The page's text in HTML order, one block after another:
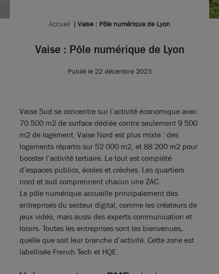
Accueil Vaise : Pôle numérique de Lyon
Vaise : Pôle numérique de Lyon
Publié le 22 décembre 2023
Vaise Sud se concentre sur l’activité économique avec
70 500 m2 de surface dédiée contre seulement 9 500
m2 de logement. Vaise Nord est plus mixte : des
logements répartis sur 52 000 m2, et 88 200 m2 pour
booster l’activité tertiaire. Le tout est complété
d’espaces publics, écoles et crèches. Les quartiers
nord et sud comprennent chacun une ZAC.
Le pôle numérique accueille principalement des
entreprises du secteur digital, comme les créateurs de
jeux vidéo, mais aussi des experts communication et
loisirs. Toutes les entreprises sont les bienvenues,
quelle que soit leur branche d’activité. Cette zone est
labellisée French Tech et HQE.